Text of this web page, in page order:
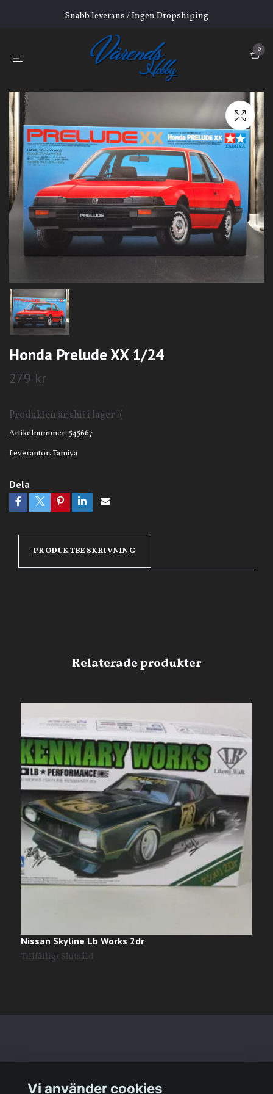
Snabb leverans / Ingen Dropshiping
0
Honda Prelude XX 1/24
279 kr
Produkten är slut i lager :(
Artikelnummer: 545667
Leverantör: Tamiya
Dela
PRODUKTBESKRIVNING
Nissan Skyline Lb Works 2dr
Tillfälligt Slutsåld
Vi använder cookies